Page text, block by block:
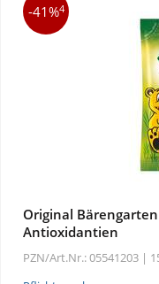
-41%4
Original
Antioxidantien
PZN/Art.Nr.: 05541203 |